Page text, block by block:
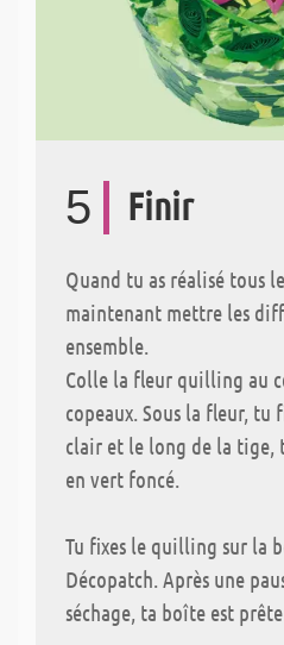
5 Finir
Quand tu as réalisé tous
maintenant mettre les
ensemble.
Colle la fleur quilling au
copeaux. Sous la fleur, tu
clair et le long de la tige,
en vert foncé.
Tu fixes le quilling sur la
Décopatch. Après une
séchage, ta boîte est